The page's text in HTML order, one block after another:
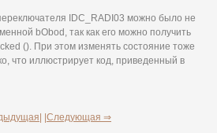
IDC_RADI03 можно было не
bObod, так как его можно получить
(). При этом изменять состояние тоже
что иллюстрирует код, приведенный в
|Следующая ⇒